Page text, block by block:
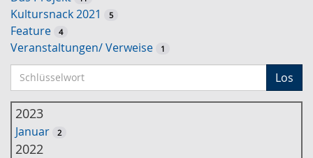
Kultursnack 2021 5
Feature 4
Veranstaltungen/ Verweise 1
c
h
ü
Los
2023
Januar 2
2022